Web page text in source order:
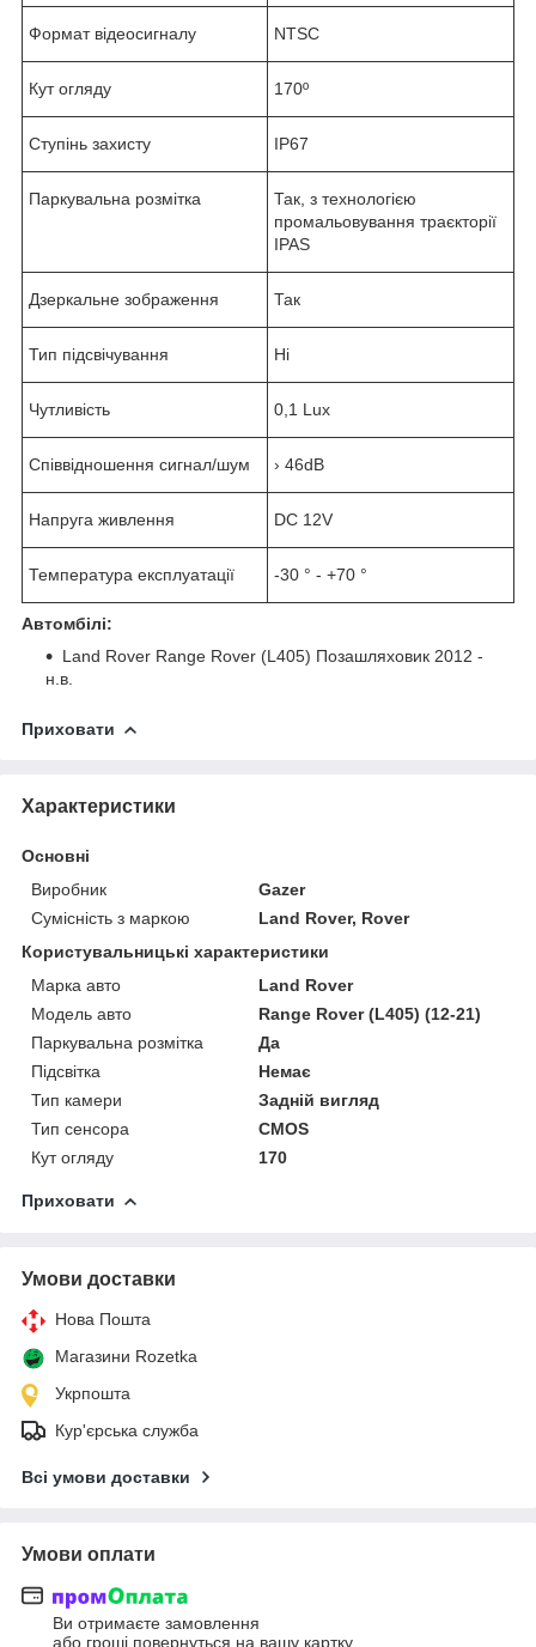
Формат відеосигналу NTSC
Кут огляду 170º
Ступінь захисту IP67
Паркувальна розмітка
Так, з технологією
промальовування траєкторії
IPAS
Дзеркальне зображення Так
Тип підсвічування Ні
Чутливість 0,1 Lux
Співвідношення сигнал/шум › 46dB
Напруга живлення DC 12V
Температура експлуатації -30 ° - +70 °
Автомбілі:
Land Rover Range Rover (L405) Позашляховик 2012 -
н.в.
Приховати
Характеристики
Основні
Виробник
Gazer
Сумісність з маркою
Land Rover, Rover
Користувальницькі характеристики
Марка авто
Land Rover
Модель авто
Range Rover (L405) (12-21)
Паркувальна розмітка
Да
Підсвітка
Немає
Тип камери
Задній вигляд
Тип сенсора
CMOS
Кут огляду
170
Приховати
Умови доставки
Нова Пошта
Магазини Rozetka
Укрпошта
Кур'єрська служба
Всі умови доставки
Умови оплати
Ви отримаєте замовлення
або гроші повернуться на вашу картку